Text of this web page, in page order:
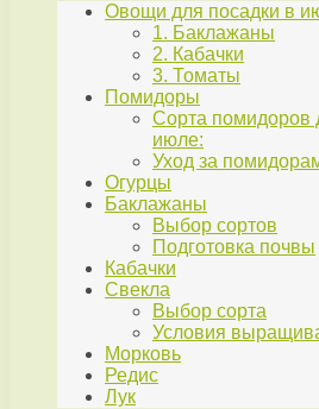
Овощи для посадки в
1. Баклажаны
2. Кабачки
3. Томаты
Помидоры
Сорта помидоров
июле:
Уход за
Огурцы
Баклажаны
Выбор сортов
Подготовка почвы
Кабачки
Свекла
Выбор сорта
Условия
Морковь
Редис
Лук